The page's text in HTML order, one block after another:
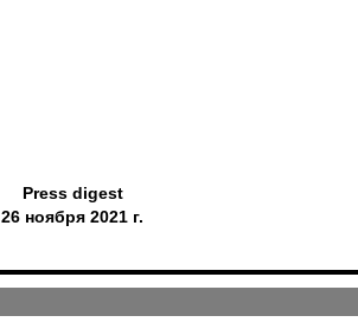
Press digest
26 ноября 2021 г.